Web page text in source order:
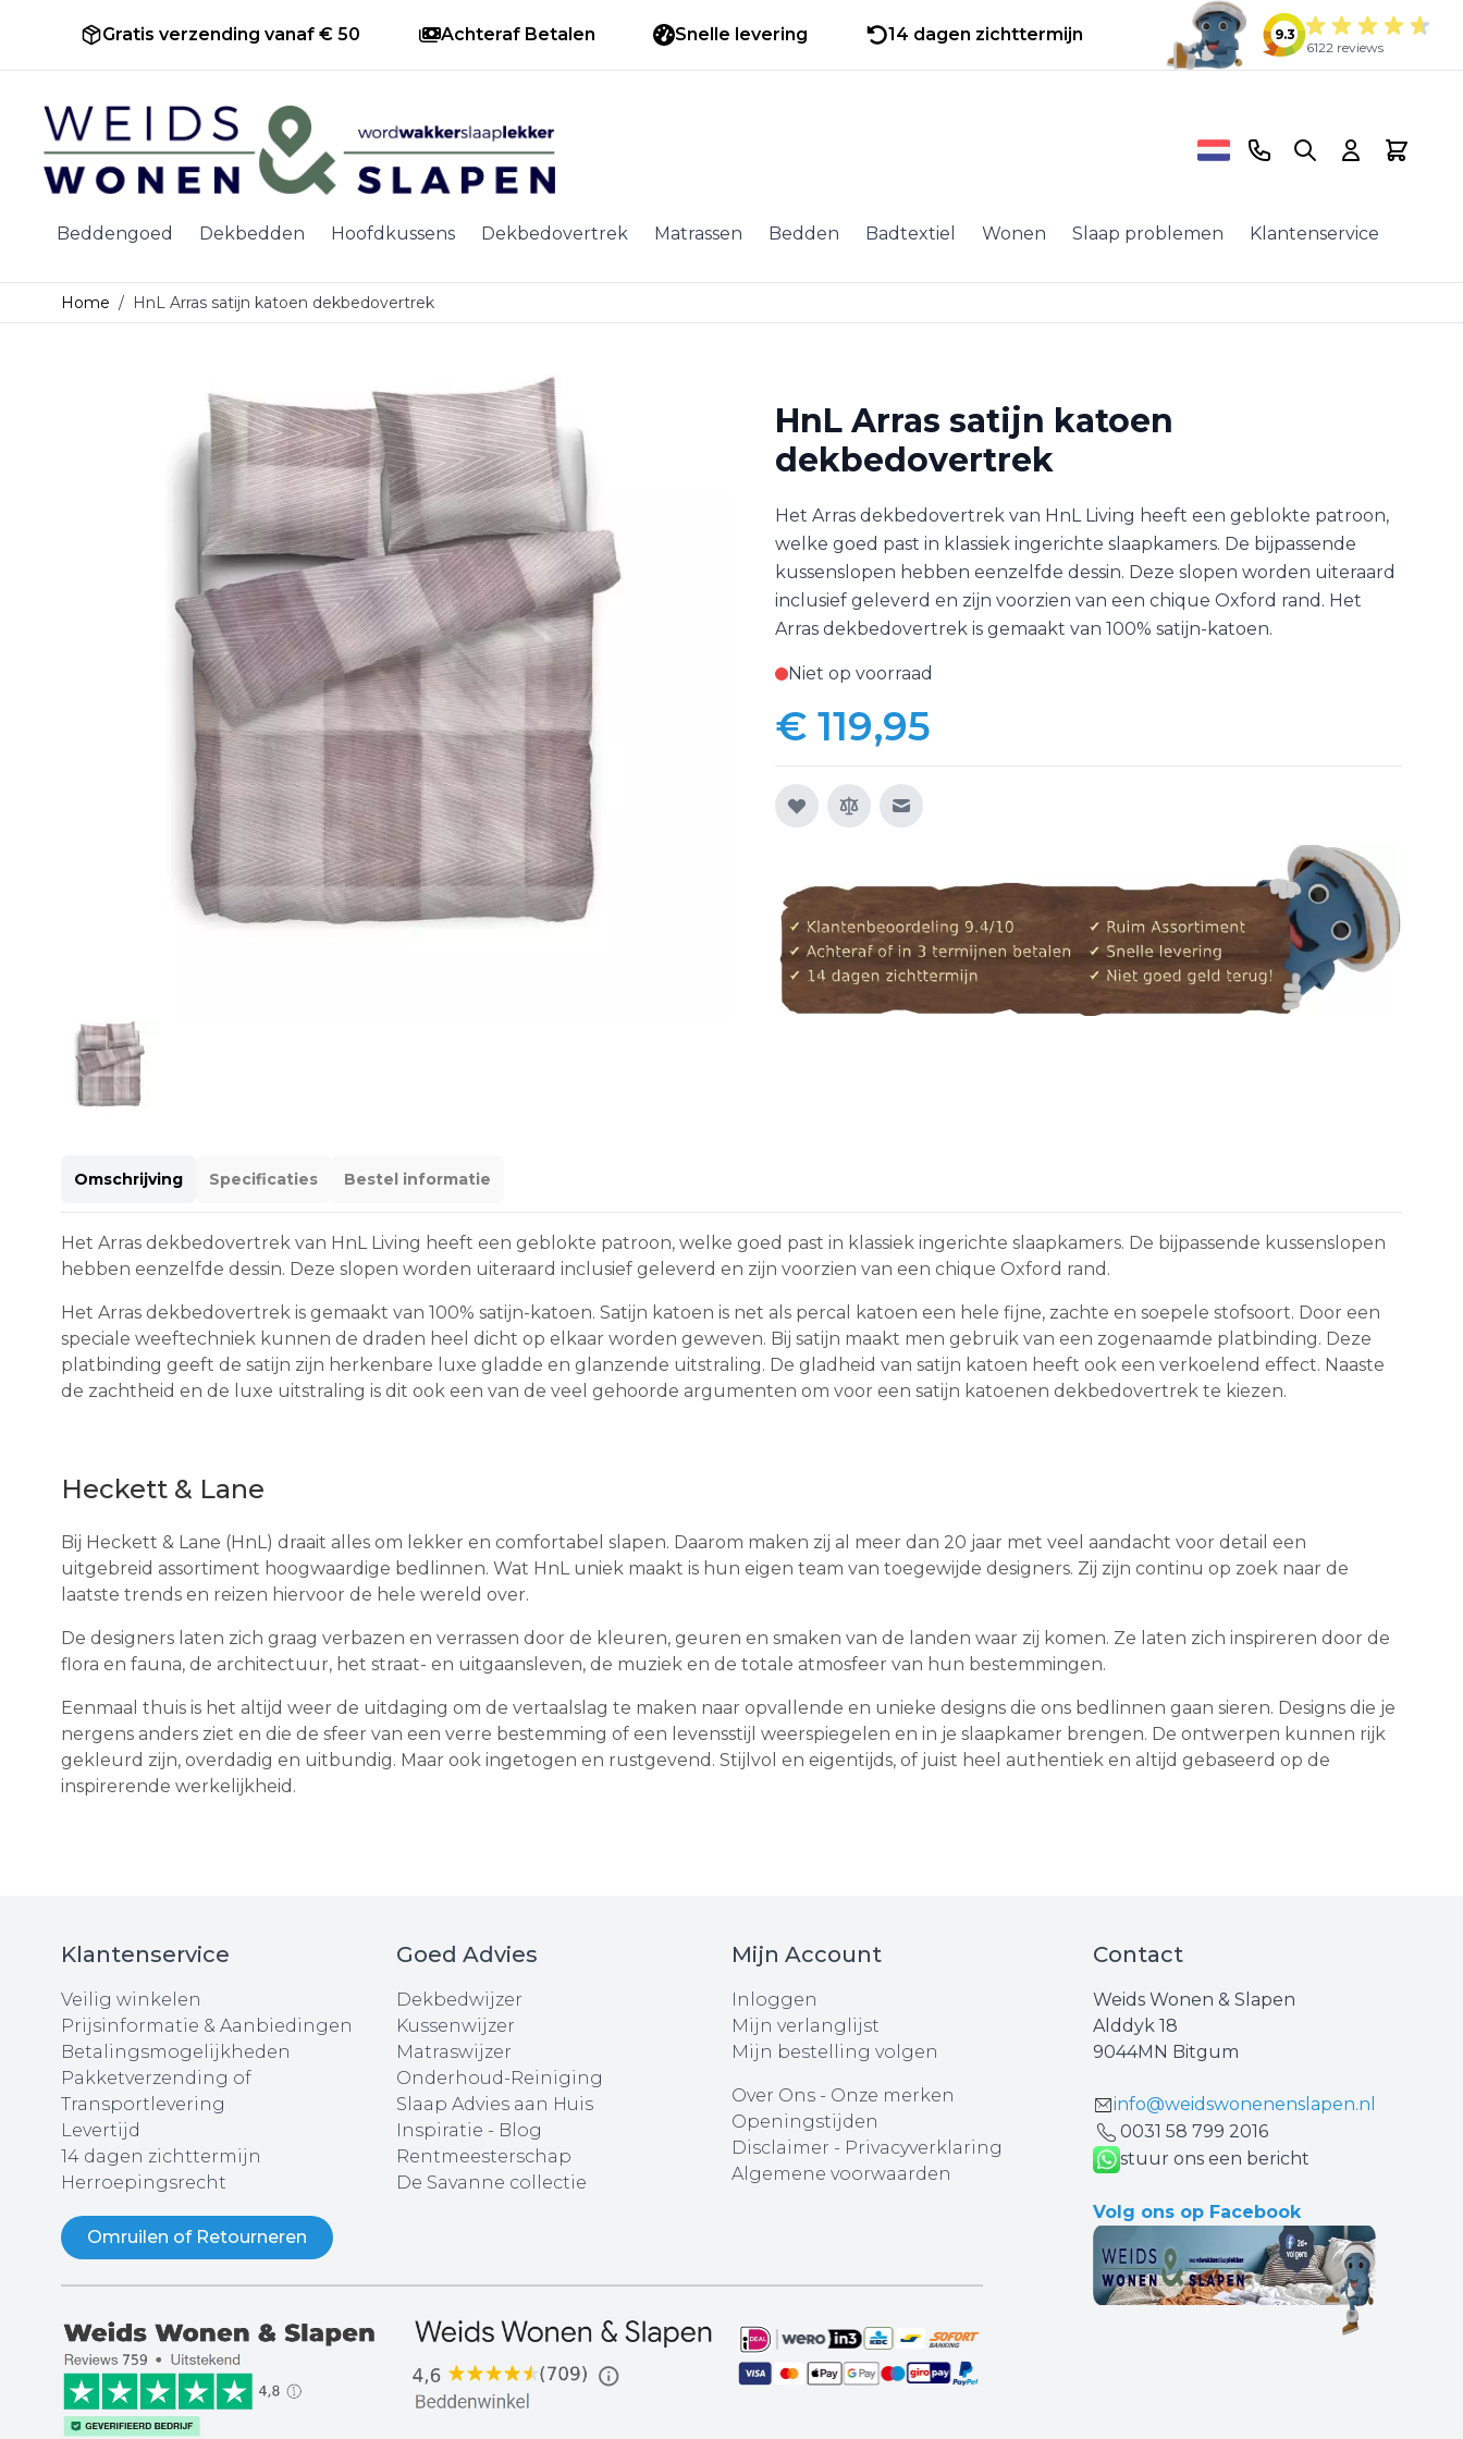
Gratis verzending vanaf € 50 Achteraf Betalen Snelle levering 14 dagen zichttermijn
9.3
6122 reviews
Ga naar de inhoud
Beddengoed Dekbedden Hoofdkussens Dekbedovertrek Matrassen Bedden Badtextiel Wonen Slaap problemen Klantenservice
Telefoonnummer
Search Cart
Home / HnL Arras satijn katoen dekbedovertrek
HnL Arras satijn katoen
dekbedovertrek
Het Arras dekbedovertrek van HnL Living heeft een geblokte patroon,
welke goed past in klassiek ingerichte slaapkamers. De bijpassende
kussenslopen hebben eenzelfde dessin. Deze slopen worden uiteraard
inclusief geleverd en zijn voorzien van een chique Oxford rand. Het
Arras dekbedovertrek is gemaakt van 100% satijn-katoen.
Niet op voorraad
€ 119,95
E-mail naar een vriend
Omschrijving Specificaties Bestel informatie
Het Arras dekbedovertrek van HnL Living heeft een geblokte patroon, welke goed past in klassiek ingerichte slaapkamers. De bijpassende kussenslopen
hebben eenzelfde dessin. Deze slopen worden uiteraard inclusief geleverd en zijn voorzien van een chique Oxford rand.
Het Arras dekbedovertrek is gemaakt van 100% satijn-katoen. Satijn katoen is net als percal katoen een hele fijne, zachte en soepele stofsoort. Door een
speciale weeftechniek kunnen de draden heel dicht op elkaar worden geweven. Bij satijn maakt men gebruik van een zogenaamde platbinding. Deze
platbinding geeft de satijn zijn herkenbare luxe gladde en glanzende uitstraling. De gladheid van satijn katoen heeft ook een verkoelend effect. Naaste
de zachtheid en de luxe uitstraling is dit ook een van de veel gehoorde argumenten om voor een satijn katoenen dekbedovertrek te kiezen.
Heckett & Lane
Bij Heckett & Lane (HnL) draait alles om lekker en comfortabel slapen. Daarom maken zij al meer dan 20 jaar met veel aandacht voor detail een
uitgebreid assortiment hoogwaardige bedlinnen. Wat HnL uniek maakt is hun eigen team van toegewijde designers. Zij zijn continu op zoek naar de
laatste trends en reizen hiervoor de hele wereld over.
De designers laten zich graag verbazen en verrassen door de kleuren, geuren en smaken van de landen waar zij komen. Ze laten zich inspireren door de
flora en fauna, de architectuur, het straat- en uitgaansleven, de muziek en de totale atmosfeer van hun bestemmingen.
Eenmaal thuis is het altijd weer de uitdaging om de vertaalslag te maken naar opvallende en unieke designs die ons bedlinnen gaan sieren. Designs die je
nergens anders ziet en die de sfeer van een verre bestemming of een levensstijl weerspiegelen en in je slaapkamer brengen. De ontwerpen kunnen rijk
gekleurd zijn, overdadig en uitbundig. Maar ook ingetogen en rustgevend. Stijlvol en eigentijds, of juist heel authentiek en altijd gebaseerd op de
inspirerende werkelijkheid.
Klantenservice
Veilig winkelen
Prijsinformatie & Aanbiedingen
Betalingsmogelijkheden
Pakketverzending of
Transportlevering
Levertijd
14 dagen zichttermijn
Herroepingsrecht
Omruilen of Retourneren
Goed Advies
Dekbedwijzer
Kussenwijzer
Matraswijzer
Onderhoud-Reiniging
Slaap Advies aan Huis
Inspiratie - Blog
Rentmeesterschap
De Savanne collectie
Mijn Account
Inloggen
Mijn verlanglijst
Mijn bestelling volgen
Over Ons- Onze merken
Openingstijden
Disclaimer - Privacyverklaring
Algemene voorwaarden
Contact
Weids Wonen & Slapen
Alddyk 18
9044MN Bitgum
info@weidswonenenslapen.nl
0031 ‪58 799 2016‬
stuur ons een bericht
Volg ons op Facebook